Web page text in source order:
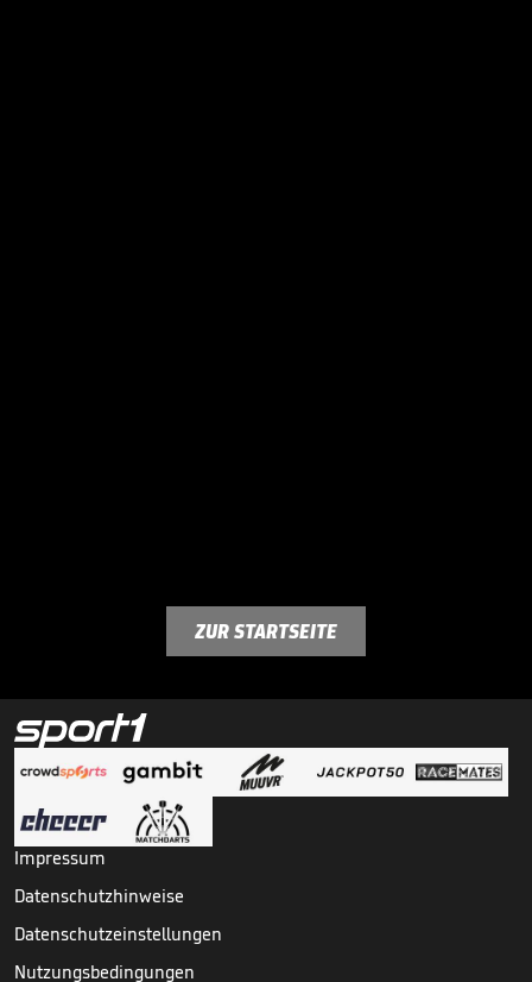
ZUR STARTSEITE
Impressum
Datenschutzhinweise
Datenschutzeinstellungen
Nutzungsbedingungen